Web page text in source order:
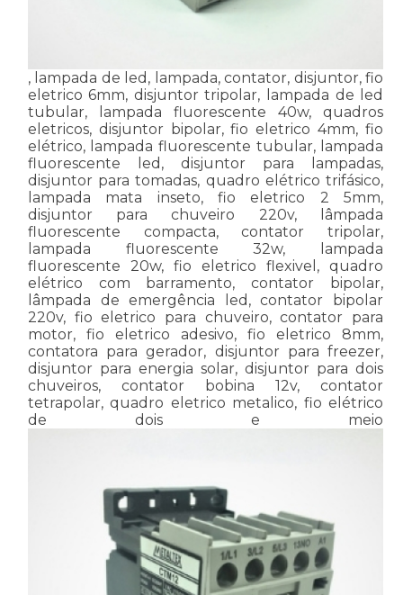
, lampada de led, lampada, contator, disjuntor, fio
eletrico 6mm, disjuntor tripolar, lampada de led
tubular, lampada fluorescente 40w, quadros
eletricos, disjuntor bipolar, fio eletrico 4mm, fio
elétrico, lampada fluorescente tubular, lampada
fluorescente led, disjuntor para lampadas,
disjuntor para tomadas, quadro elétrico trifásico,
lampada mata inseto, fio eletrico 2 5mm,
disjuntor para chuveiro 220v, lâmpada
fluorescente compacta, contator tripolar,
lampada fluorescente 32w, lampada
fluorescente 20w, fio eletrico flexivel, quadro
elétrico com barramento, contator bipolar,
lâmpada de emergência led, contator bipolar
220v, fio eletrico para chuveiro, contator para
motor, fio eletrico adesivo, fio eletrico 8mm,
contatora para gerador, disjuntor para freezer,
disjuntor para energia solar, disjuntor para dois
chuveiros, contator bobina 12v, contator
tetrapolar, quadro eletrico metalico, fio elétrico
de dois e meio